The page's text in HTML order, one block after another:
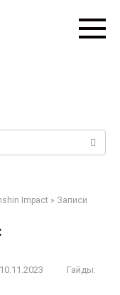
Impact » Записи
10.11.2023
Гайды: